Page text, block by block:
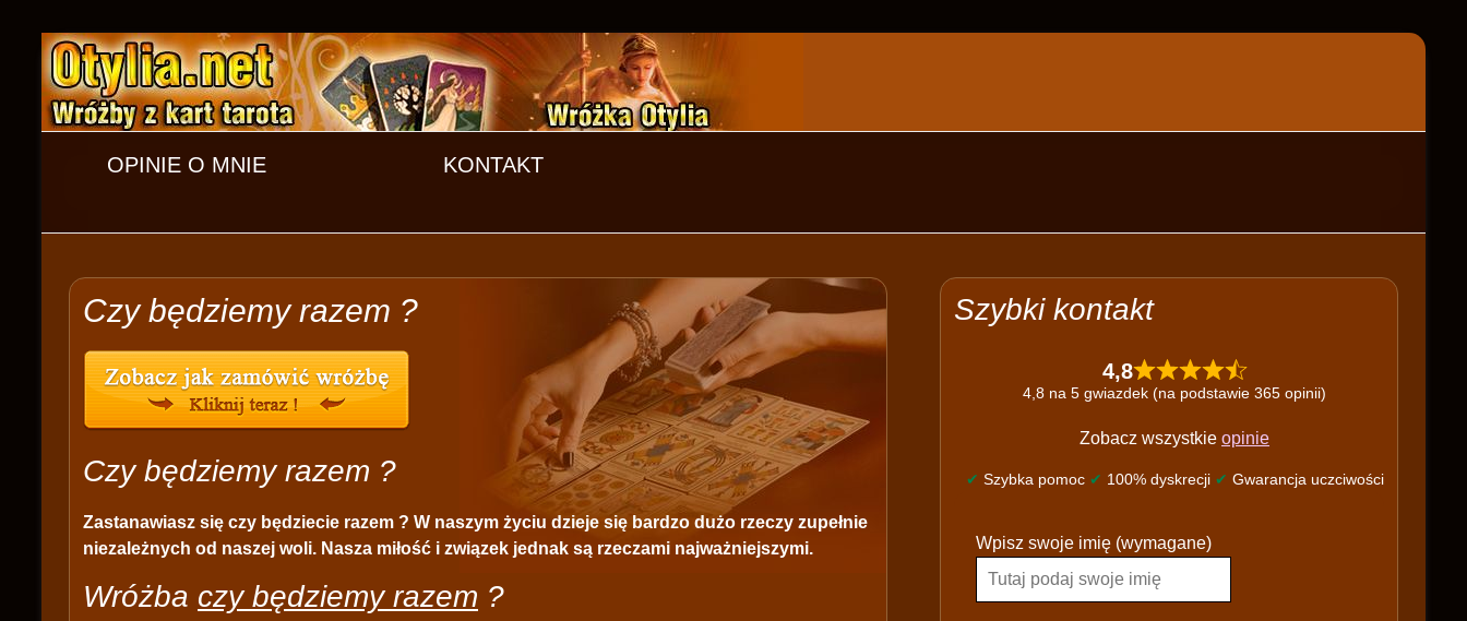
OPINIE O MNIE KONTAKT
Czy będziemy razem ?
Czy będziemy razem ?
Zastanawiasz się czy będziecie razem ? W naszym życiu dzieje się bardzo dużo rzeczy zupełnie
niezależnych od naszej woli. Nasza miłość i związek jednak są rzeczami najważniejszymi.
Wróżba czy będziemy razem ?
Szybki kontakt
4,8
4,8 na 5 gwiazdek (na podstawie 365 opinii)
Zobacz wszystkie opinie
✔ Szybka pomoc ✔ 100% dyskrecji ✔ Gwarancja uczciwości
l
a
Wpisz swoje imię (wymagane)